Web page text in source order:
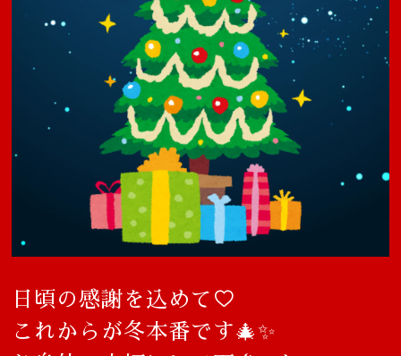
日頃の感謝を込めて♡
これからが冬本番です🎄✨